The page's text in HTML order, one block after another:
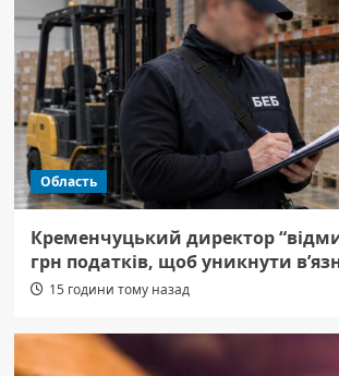
Область
Кременчуцький директор
грн податків, щоб уникнути
15 години тому назад